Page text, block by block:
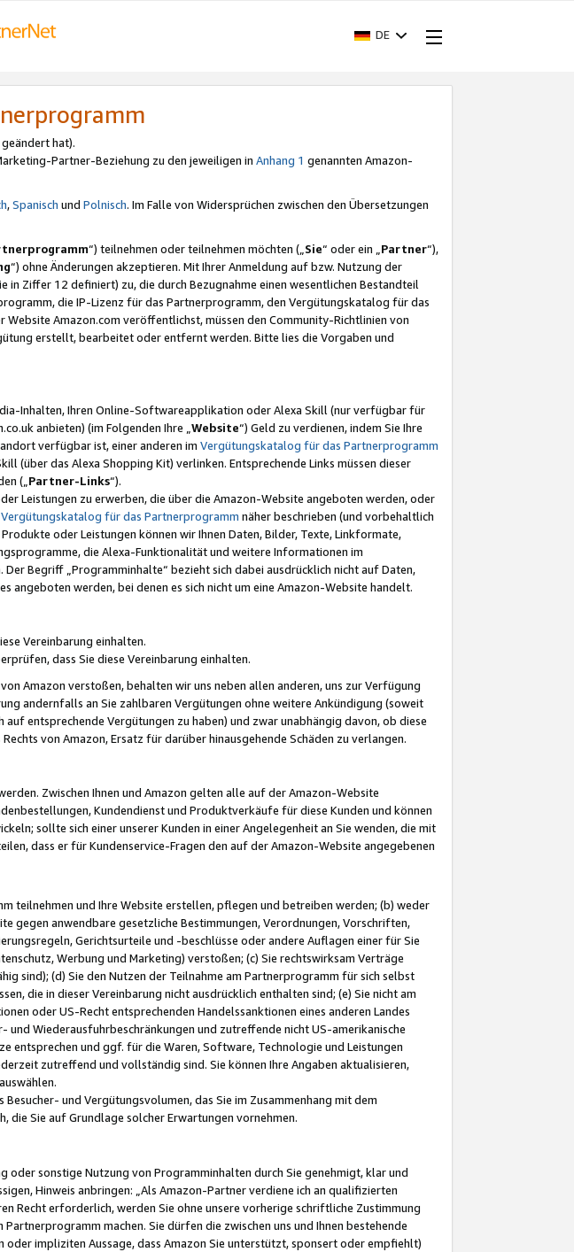
DE
geändert hat).
Partner-Beziehung zu den jeweiligen in Anhang 1 genannten Amazon-
,Spanisch und Polnisch. Im Falle von Widersprüchen zwischen den Übersetzungen
“) teilnehmen oder teilnehmen möchten („Sie“ oder ein „Partner“),
“) ohne Änderungen akzeptieren. Mit Ihrer Anmeldung auf bzw. Nutzung der
in Ziffer 12 definiert) zu, die durch Bezugnahme einen wesentlichen Bestandteil
die IP-Lizenz für das Partnerprogramm, den Vergütungskatalog für das
Amazon.com veröffentlichst, müssen den Community-Richtlinien von
erstellt, bearbeitet oder entfernt werden. Bitte lies die Vorgaben und
Inhalten, Ihren Online-Softwareapplikation oder Alexa Skill (nur verfügbar für
anbieten) (im Folgenden Ihre „ Website“) Geld zu verdienen, indem Sie Ihre
verfügbar ist, einer anderen im Vergütungskatalog für das Partnerprogramm
(über das Alexa Shopping Kit) verlinken. Entsprechende Links müssen dieser
(„ Partner-Links“).
Leistungen zu erwerben, die über die Amazon-Website angeboten werden, oder
Vergütungskatalog für das Partnerprogramm näher beschrieben (und vorbehaltlich
oder Leistungen können wir Ihnen Daten, Bilder, Texte, Linkformate,
die Alexa-Funktionalität und weitere Informationen im
Der Begriff „Programminhalte“ bezieht sich dabei ausdrücklich nicht auf Daten,
werden, bei denen es sich nicht um eine Amazon-Website handelt.
Vereinbarung einhalten.
dass Sie diese Vereinbarung einhalten.
Amazon verstoßen, behalten wir uns neben allen anderen, uns zur Verfügung
andernfalls an Sie zahlbaren Vergütungen ohne weitere Ankündigung (soweit
entsprechende Vergütungen zu haben) und zwar unabhängig davon, ob diese
von Amazon, Ersatz für darüber hinausgehende Schäden zu verlangen.
Zwischen Ihnen und Amazon gelten alle auf der Amazon-Website
Kundendienst und Produktverkäufe für diese Kunden und können
sollte sich einer unserer Kunden in einer Angelegenheit an Sie wenden, die mit
dass er für Kundenservice-Fragen den auf der Amazon-Website angegebenen
teilnehmen und Ihre Website erstellen, pflegen und betreiben werden; (b) weder
gegen anwendbare gesetzliche Bestimmungen, Verordnungen, Vorschriften,
Gerichtsurteile und -beschlüsse oder andere Auflagen einer für Sie
Werbung und Marketing) verstoßen; (c) Sie rechtswirksam Verträge
sind); (d) Sie den Nutzen der Teilnahme am Partnerprogramm für sich selbst
die in dieser Vereinbarung nicht ausdrücklich enthalten sind; (e) Sie nicht am
oder US-Recht entsprechenden Handelssanktionen eines anderen Landes
Wiederausfuhrbeschränkungen und zutreffende nicht US-amerikanische
entsprechen und ggf. für die Waren, Software, Technologie und Leistungen
zutreffend und vollständig sind. Sie können Ihre Angaben aktualisieren,
und Vergütungsvolumen, das Sie im Zusammenhang mit dem
Sie auf Grundlage solcher Erwartungen vornehmen.
oder sonstige Nutzung von Programminhalten durch Sie genehmigt, klar und
Hinweis anbringen: „Als Amazon-Partner verdiene ich an qualifizierten
Recht erforderlich, werden Sie ohne unsere vorherige schriftliche Zustimmung
machen. Sie dürfen die zwischen uns und Ihnen bestehende
impliziten Aussage, dass Amazon Sie unterstützt, sponsert oder empfiehlt)